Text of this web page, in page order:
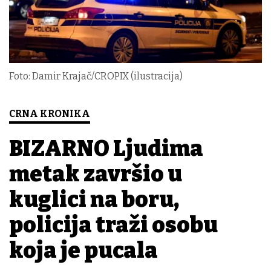
Foto: Damir Krajač/CROPIX (ilustracija)
CRNA KRONIKA
BIZARNO Ljudima
metak završio u
kuglici na boru,
policija traži osobu
koja je pucala